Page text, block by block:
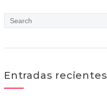
Entradas recientes